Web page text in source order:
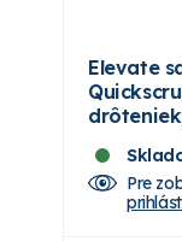
Elevate
Pre